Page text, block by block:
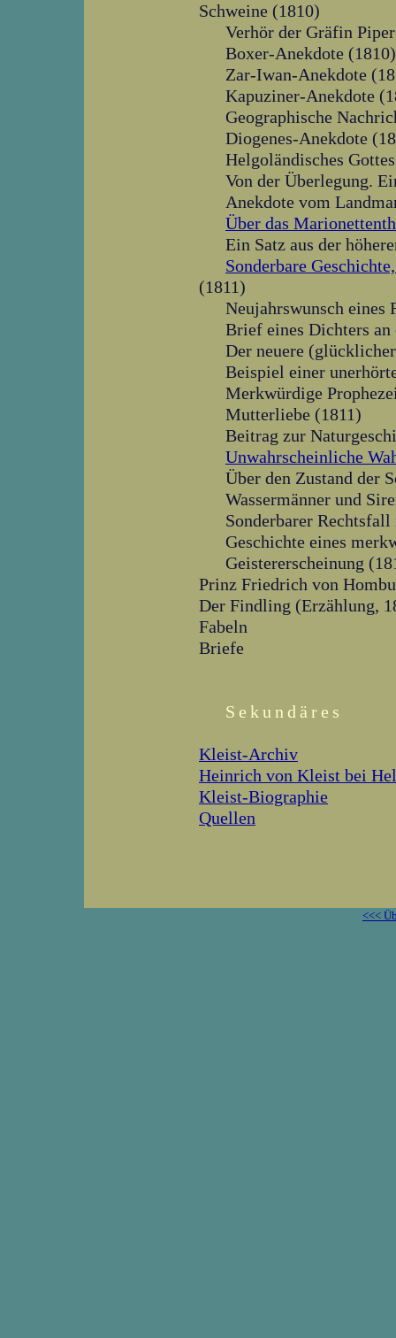
Schweine (1810)
Verhör der Gräfin
Boxer-Anekdote (1810)
Zar-Iwan-Anekdote
Kapuziner-Anekdote
Geographische
Diogenes-Anekdote
Helgoländisches
Von der Überlegung.
Anekdote vom
Über das
Ein Satz aus der
Sonderbare
(1811)
Neujahrswunsch eines
Brief eines Dichters an
Der neuere
Beispiel einer
Merkwürdige
Mutterliebe (1811)
Beitrag zur
Unwahrscheinliche
Über den Zustand der
Wassermänner und
Sonderbarer
Geschichte eines
Geistererscheinung
Prinz Friedrich von
Der Findling (Erzählung,
Fabeln
Briefe
Sekundäres
Kleist-Archiv
Heinrich von Kleist bei
Kleist-Biographie
Quellen
<<<